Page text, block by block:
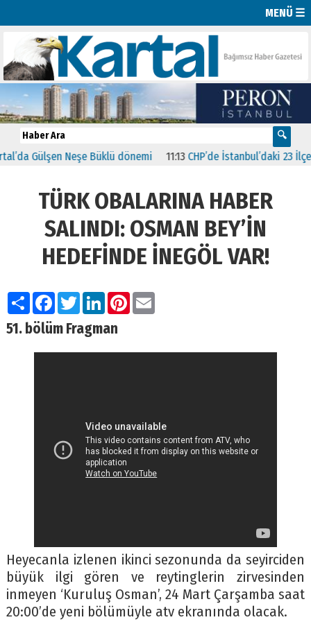
MENÜ ☰
Gülşen Neşe Büklü dönemi 11:13 CHP’de İstanbul’daki 23 İlçenin
TÜRK OBALARINA HABER
SALINDI: OSMAN BEY’İN
HEDEFİNDE İNEGÖL VAR!
PaylaşFacebook
TwitterLinkedIn
Pinterest
Email
51. bölüm Fragman
Heyecanla izlenen ikinci sezonunda da seyirciden
büyük ilgi gören ve reytinglerin zirvesinden
inmeyen ‘Kuruluş Osman’, 24 Mart Çarşamba saat
20:00’de yeni bölümüyle atv ekranında olacak.